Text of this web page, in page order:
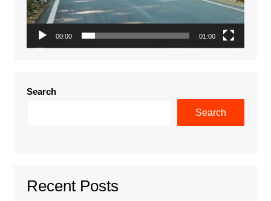
00:00 01:00
Search
Search
Recent Posts